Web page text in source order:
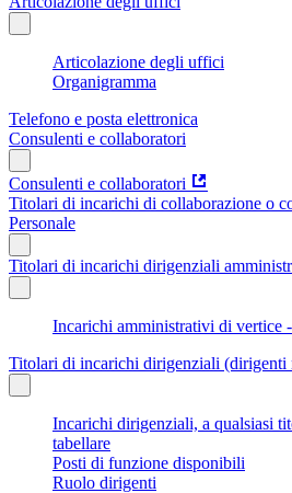
Articolazione degli uffici
Organigramma
Telefono e posta elettronica
Consulenti e collaboratori
Consulenti e collaboratori
Titolari di incarichi di collaborazione o
Personale
Titolari di incarichi dirigenziali
Incarichi amministrativi di vertice
Titolari di incarichi dirigenziali (dirigenti
Incarichi dirigenziali, a qualsiasi
tabellare
Posti di funzione disponibili
Ruolo dirigenti